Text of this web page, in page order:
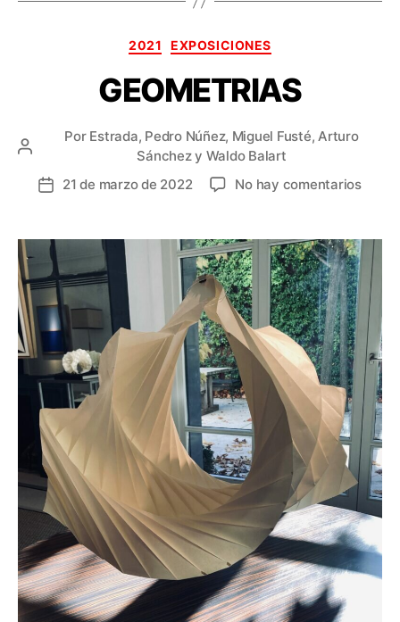
Categorías
2021 EXPOSICIONES
GEOMETRIAS
Autor
Por Estrada, Pedro Núñez, Miguel Fusté, Arturo
Sánchez y Waldo Balart
Fecha
entrada
21 de marzo de 2022 No hay comentariosen